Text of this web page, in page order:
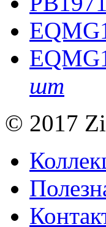
шт
© 2017